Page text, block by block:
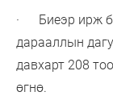
· Биеэр ирж
дарааллын
давхарт 208
өгнө.